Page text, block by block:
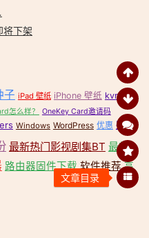
将下架
子 iPad 壁纸 iPhone 壁纸 kvr无缝
怎么样？ OneKey Card邀请码
Windows WordPress 优惠 壁纸
最新热门影视剧集BT 最新
路由器固件下载 软件推荐 高